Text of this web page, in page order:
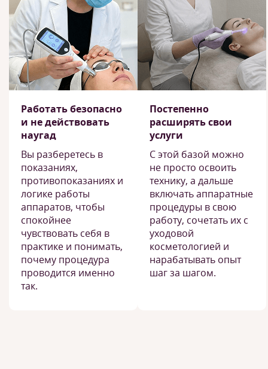
Работать безопасно
и не действовать
наугад
Вы разберетесь в
показаниях,
противопоказаниях и
логике работы
аппаратов, чтобы
спокойнее
чувствовать себя в
практике и понимать,
почему процедура
проводится именно
так.
Постепенно
расширять свои
услуги
С этой базой можно
не просто освоить
технику, а дальше
включать аппаратные
процедуры в свою
работу, сочетать их с
уходовой
косметологией и
нарабатывать опыт
шаг за шагом.